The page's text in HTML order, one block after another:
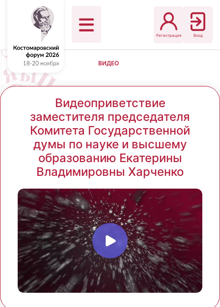
Регистрация Вход
ВИДЕО
Видеоприветствие
заместителя председателя
Комитета Государственной
думы по науке и высшему
образованию Екатерины
Владимировны Харченко